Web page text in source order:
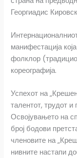
Георгиадис
манифестација
фолклор
кореографија.
Успехот на
талентот, трудот и
Освојувањето на
број бодови
членовите на
нивните настапи